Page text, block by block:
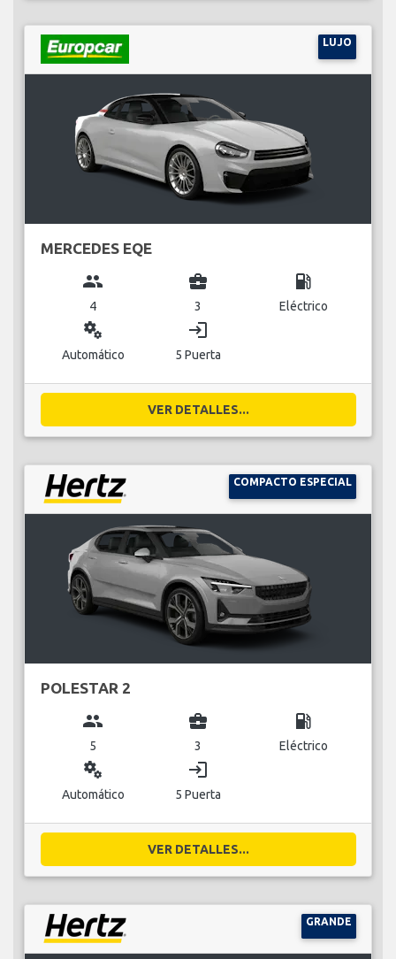
LUJO
MERCEDES EQE
group
4
business_center
3
local_gas_station
Eléctrico
miscellaneous_services
Automático
login
5 Puerta
VER DETALLES...
COMPACTO ESPECIAL
POLESTAR 2
group
5
business_center
3
local_gas_station
Eléctrico
miscellaneous_services
Automático
login
5 Puerta
VER DETALLES...
GRANDE